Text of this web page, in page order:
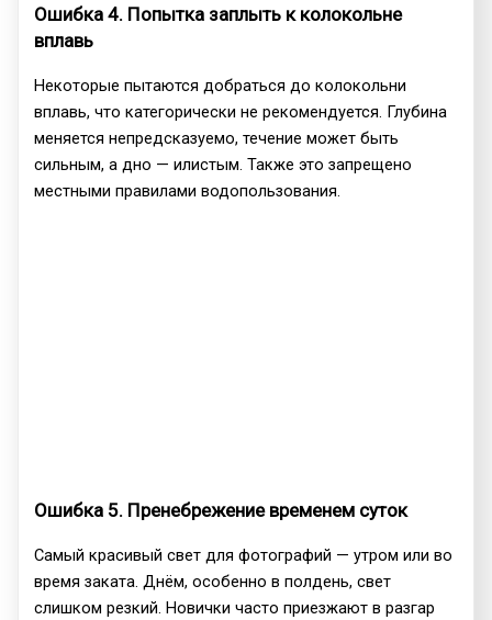
Ошибка 4. Попытка заплыть к колокольне
вплавь
Некоторые пытаются добраться до колокольни
вплавь, что категорически не рекомендуется. Глубина
меняется непредсказуемо, течение может быть
сильным, а дно — илистым. Также это запрещено
местными правилами водопользования.
Ошибка 5. Пренебрежение временем суток
Самый красивый свет для фотографий — утром или во
время заката. Днём, особенно в полдень, свет
слишком резкий. Новички часто приезжают в разгар